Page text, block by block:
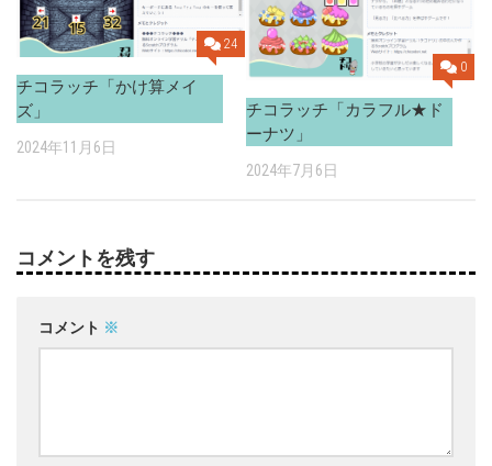
24
チコラッチ「かけ算メイ
ズ」
2024年11月6日
0
チコラッチ「カラフル★ド
ーナツ」
2024年7月6日
コメントを残す
コメント ※